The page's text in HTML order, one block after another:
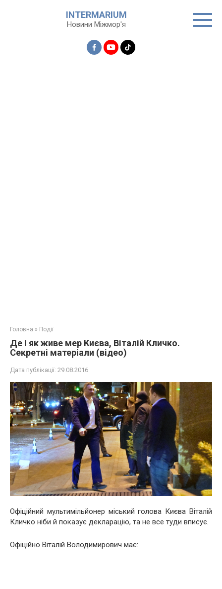
INTERMARIUM
Новини Міжмор'я
Головна » Події
Де і як живе мер Києва, Віталій Кличко.
Секретні матеріали (відео)
Дата публікації: 29.08.2016
Офіційний мультимільйонер міський голова Києва Віталій
Кличко ніби й показує декларацію, та не все туди вписує.
Офіційно Віталій Володимирович має: